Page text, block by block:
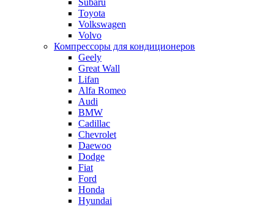
Subaru
Toyota
Volkswagen
Volvo
Компрессоры для кондиционеров
Geely
Great Wall
Lifan
Alfa Romeo
Audi
BMW
Cadillac
Chevrolet
Daewoo
Dodge
Fiat
Ford
Honda
Hyundai